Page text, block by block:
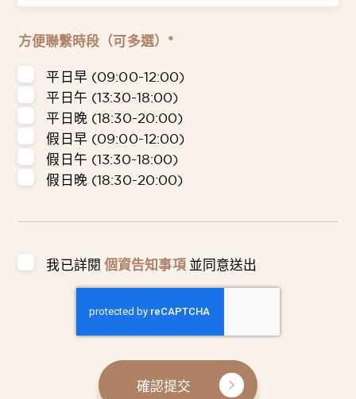
方便聯繫時段（可多選）*
平日早 (09:00-12:00)
平日午 (13:30-18:00)
平日晚 (18:30-20:00)
假日早 (09:00-12:00)
假日午 (13:30-18:00)
假日晚 (18:30-20:00)
我已詳閱 個資告知事項 並同意送出
確認提交